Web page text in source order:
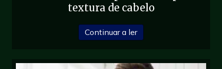
textura de cabelo
Continuar a ler